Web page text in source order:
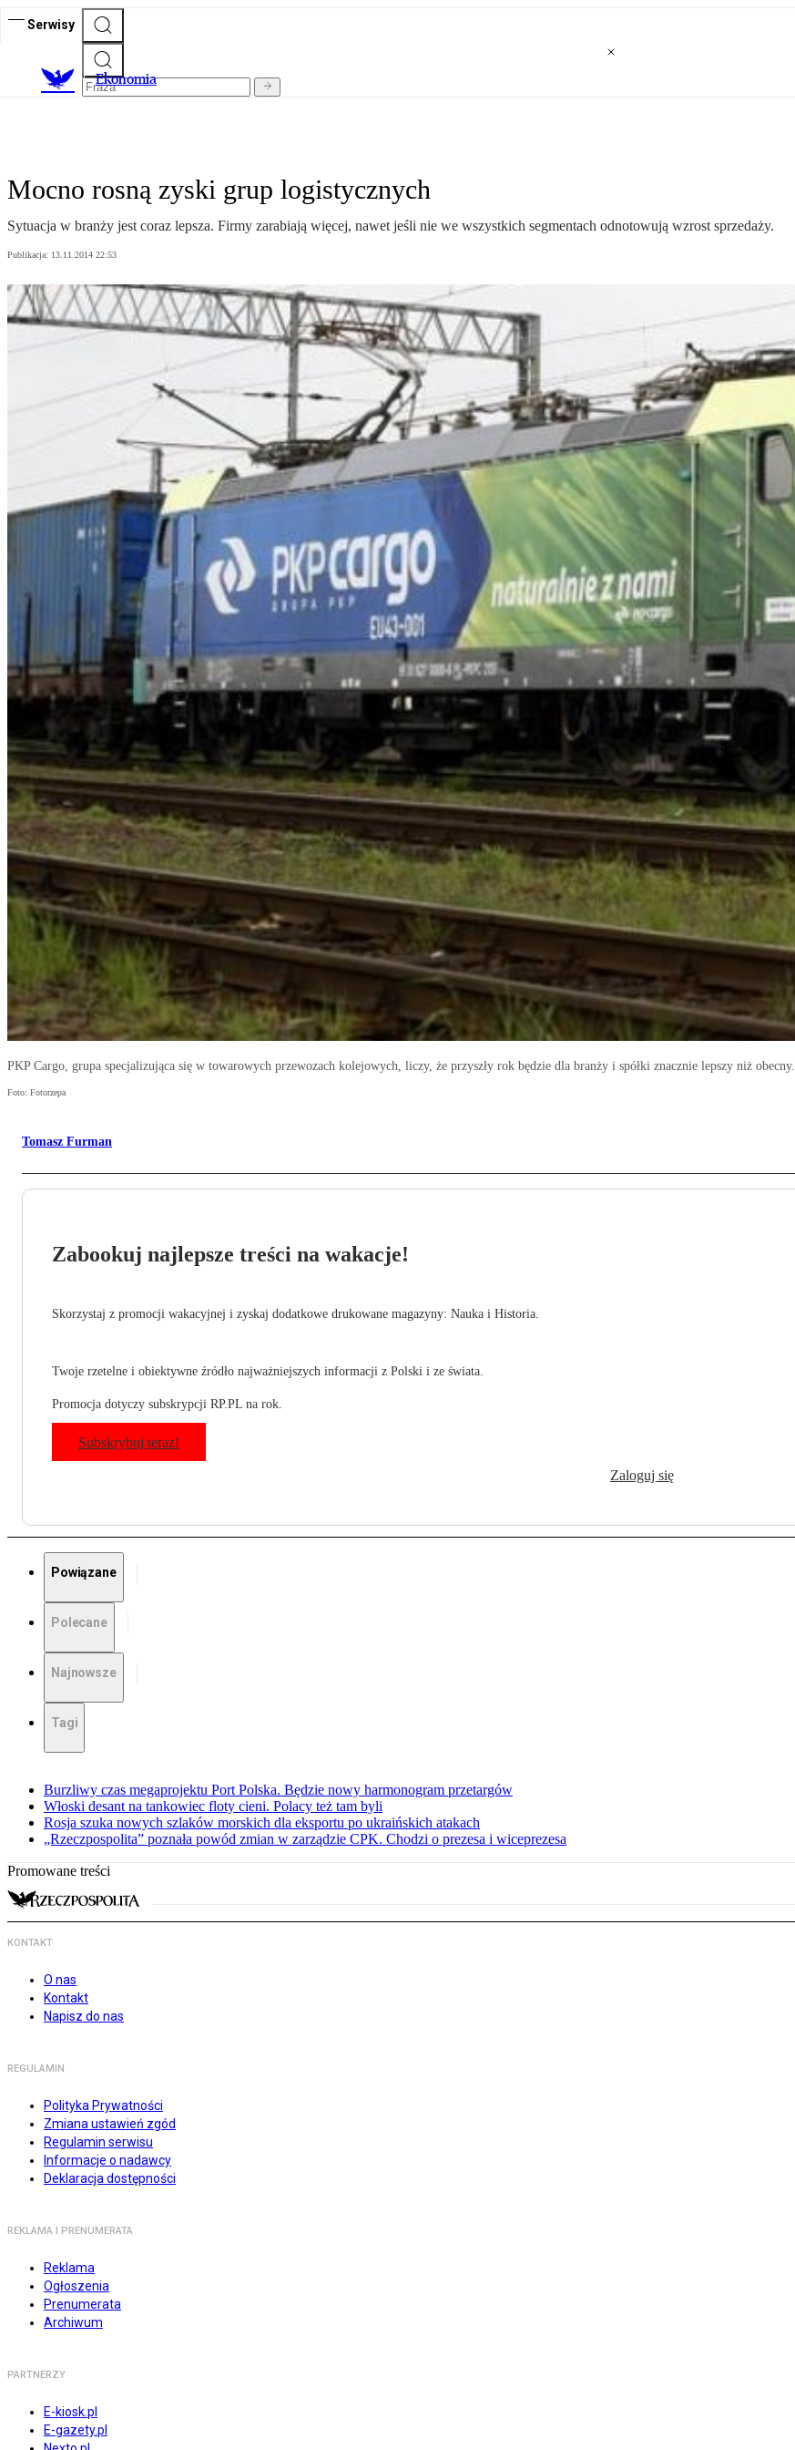
Serwisy
Ekonomia
Mocno rosną zyski grup logistycznych
Sytuacja w branży jest coraz lepsza. Firmy zarabiają więcej, nawet jeśli nie we wszystkich segmentach odnotowują wzrost sprzedaży.
Publikacja: 13.11.2014 22:53
PKP Cargo, grupa specjalizująca się w towarowych przewozach kolejowych, liczy, że przyszły rok będzie dla branży i spółki znacznie lepszy niż obecny.
Foto: Fotorzepa
Tomasz Furman
Zabookuj najlepsze treści na wakacje!
Skorzystaj z promocji wakacyjnej i zyskaj dodatkowe drukowane magazyny: Nauka i Historia.
Twoje rzetelne i obiektywne źródło najważniejszych informacji z Polski i ze świata.
Promocja dotyczy subskrypcji RP.PL na rok.
Subskrybuj teraz!
Zaloguj się
Powiązane
Polecane
Najnowsze
Tagi
Burzliwy czas megaprojektu Port Polska. Będzie nowy harmonogram przetargów
Włoski desant na tankowiec floty cieni. Polacy też tam byli
Rosja szuka nowych szlaków morskich dla eksportu po ukraińskich atakach
„Rzeczpospolita” poznała powód zmian w zarządzie CPK. Chodzi o prezesa i wiceprezesa
Promowane treści
KONTAKT
O nas
Kontakt
Napisz do nas
REGULAMIN
Polityka Prywatności
Zmiana ustawień zgód
Regulamin serwisu
Informacje o nadawcy
Deklaracja dostępności
REKLAMA I PRENUMERATA
Reklama
Ogłoszenia
Prenumerata
Archiwum
PARTNERZY
E-kiosk.pl
E-gazety.pl